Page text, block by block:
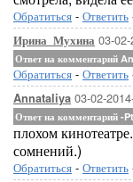
Обратиться - Ответить
Ирина_Мухина 03-
Ответ на комментарий
Обратиться - Ответить
Annataliya 03-02-
Ответ на комментарий -
плохом
сомнений.)
Обратиться - Ответить